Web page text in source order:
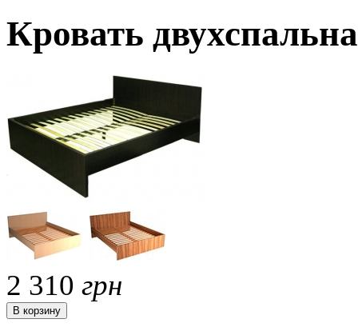
Кровать
2 310 грн